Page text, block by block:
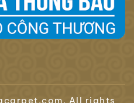
All rights